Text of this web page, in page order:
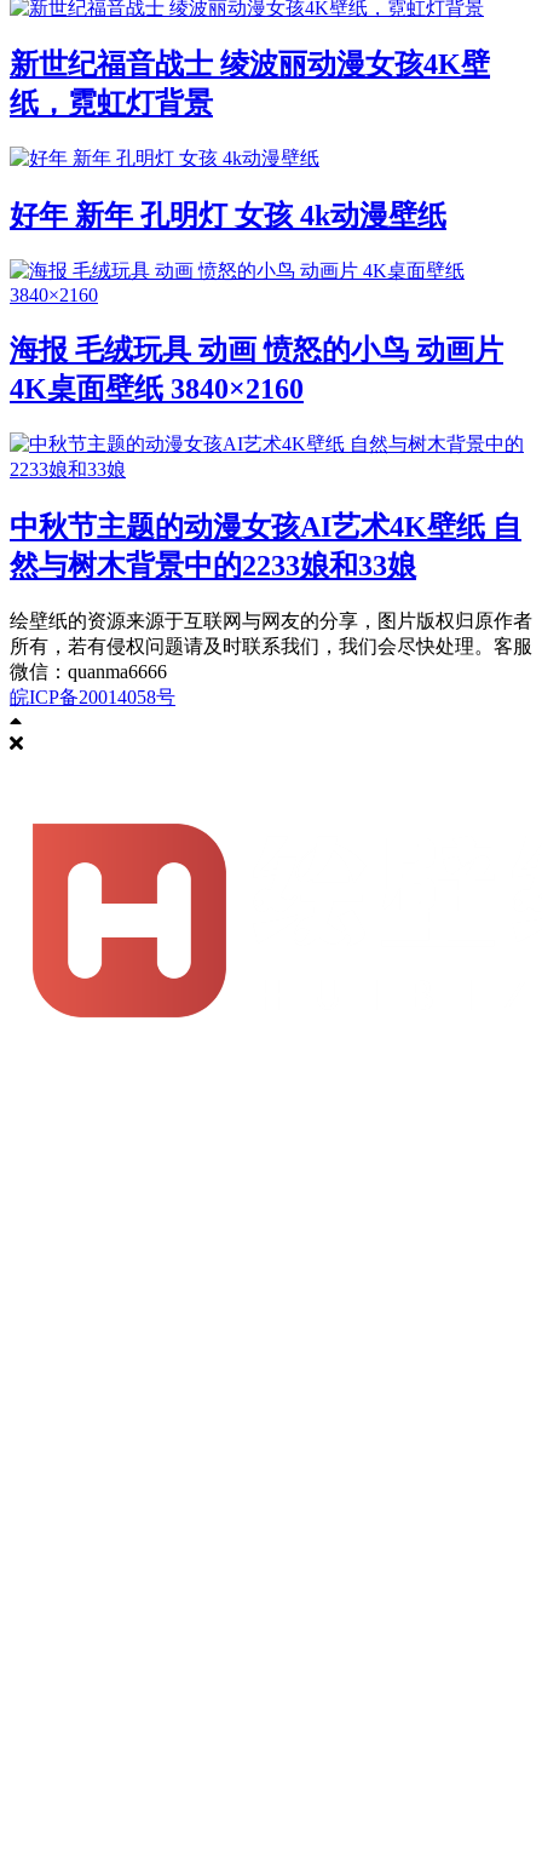
新世纪福音战士 绫波丽动漫女孩4K壁
纸，霓虹灯背景
好年 新年 孔明灯 女孩 4k动漫壁纸
海报 毛绒玩具 动画 愤怒的小鸟 动画片
4K桌面壁纸 3840×2160
中秋节主题的动漫女孩AI艺术4K壁纸 自
然与树木背景中的2233娘和33娘
绘壁纸的资源来源于互联网与网友的分享，图片版权归原作者
所有，若有侵权问题请及时联系我们，我们会尽快处理。客服
微信：quanma6666
皖ICP备20014058号